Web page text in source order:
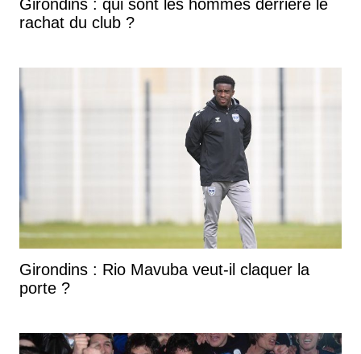
Girondins : qui sont les hommes derrière le
rachat du club ?
Girondins : Rio Mavuba veut-il claquer la
porte ?